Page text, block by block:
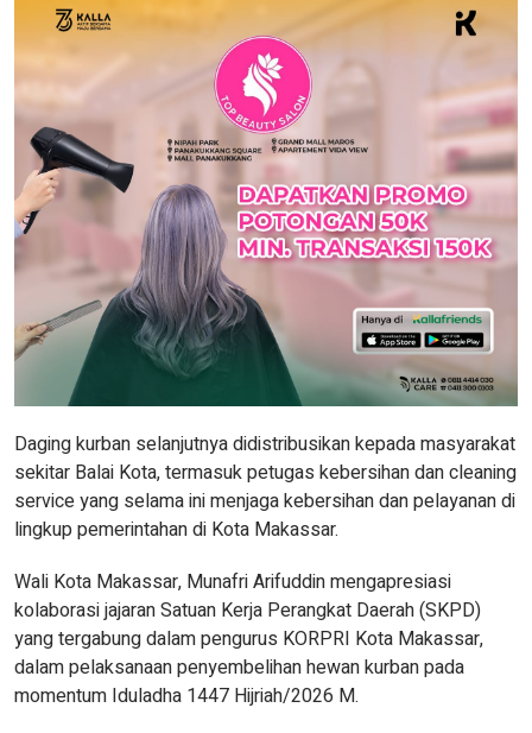
Daging kurban selanjutnya didistribusikan kepada masyarakat
sekitar Balai Kota, termasuk petugas kebersihan dan cleaning
service yang selama ini menjaga kebersihan dan pelayanan di
lingkup pemerintahan di Kota Makassar.
Wali Kota Makassar, Munafri Arifuddin mengapresiasi
kolaborasi jajaran Satuan Kerja Perangkat Daerah (SKPD)
yang tergabung dalam pengurus KORPRI Kota Makassar,
dalam pelaksanaan penyembelihan hewan kurban pada
momentum Iduladha 1447 Hijriah/2026 M.